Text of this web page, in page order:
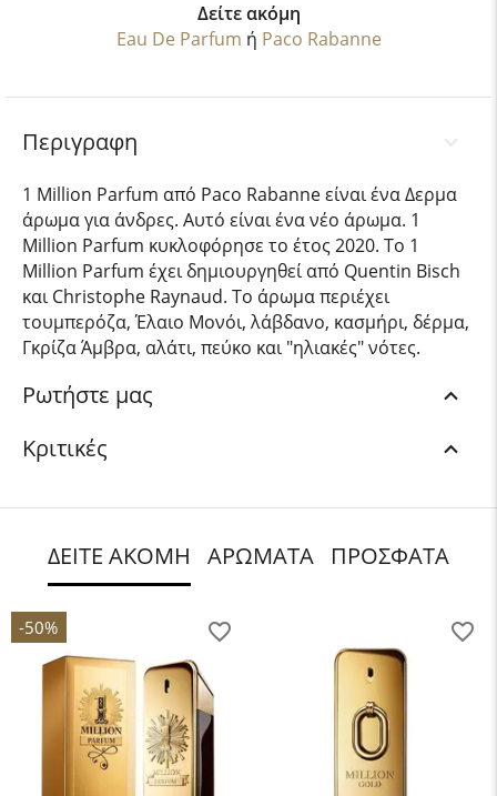
Δείτε ακόμη
Eau De Parfum ή Paco Rabanne
Περιγραφη
1 Million Parfum από Paco Rabanne είναι ένα Δερμα
άρωμα για άνδρες. Αυτό είναι ένα νέο άρωμα. 1
Million Parfum κυκλοφόρησε το έτος 2020. Το 1
Million Parfum έχει δημιουργηθεί από Quentin Bisch
και Christophe Raynaud. Το άρωμα περιέχει
τουμπερόζα, Έλαιο Μονόι, λάβδανο, κασμήρι, δέρμα,
Γκρίζα Άμβρα, αλάτι, πεύκο και "ηλιακές" νότες.
Ρωτήστε μας
Κριτικές
ΔΕΙΤΕ ΑΚΟΜΗ ΑΡΩΜΑΤΑ ΠΡΟΣΦΑΤΑ
-50%